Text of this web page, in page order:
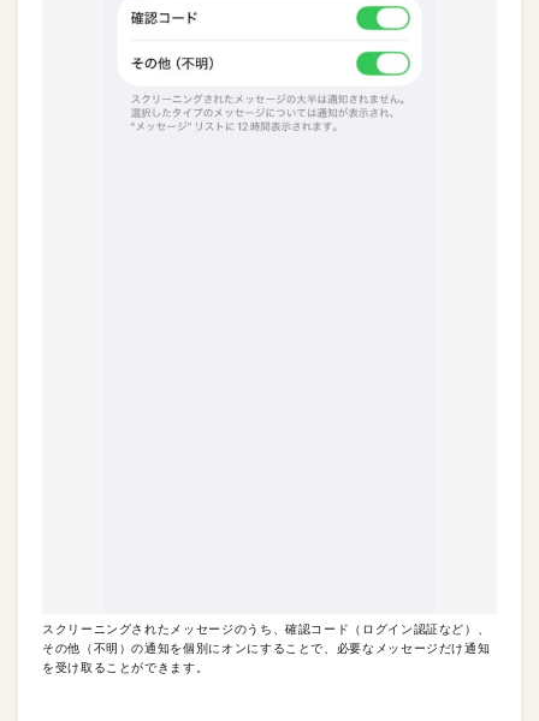
スクリーニングされたメッセージのうち、確認コード（ログイン認証など）、
その他（不明）の通知を個別にオンにすることで、必要なメッセージだけ通知
を受け取ることができます。